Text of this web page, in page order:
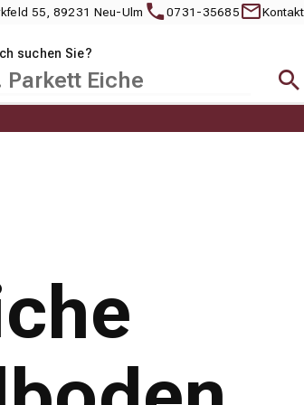
55, 89231 Neu-Ulm 0731-35685 Kontakt
suchen Sie?